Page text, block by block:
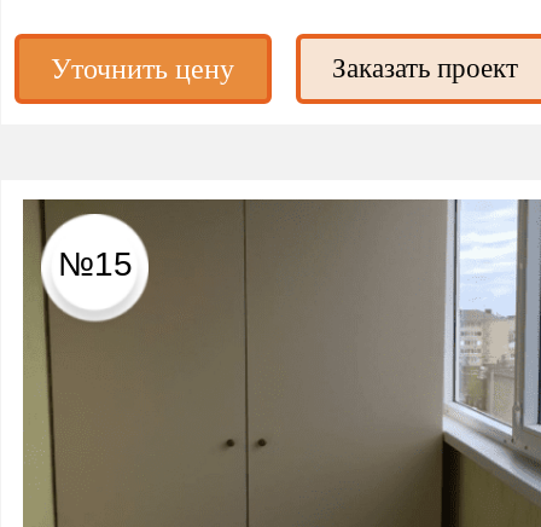
Уточнить цену Заказать проект
№15